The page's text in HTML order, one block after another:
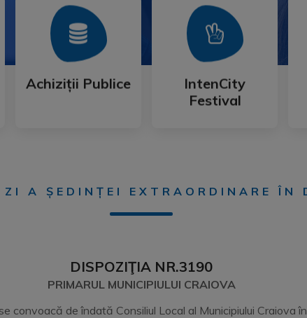
Achiziții Publice
Achiziții Publice
Mai Mult
IntenCity
Festival
IntenCity
Festival
Mai Mult
ZI A ȘEDINȚEI EXTRAORDINARE
DISPOZIŢIA NR.3190
PRIMARUL MUNICIPIULUI CRAIOVA
convoacă de îndată Consiliul Local al Municipiului Craiova